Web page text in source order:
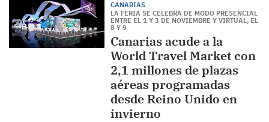
CANARIAS
LA FERIA SE CELEBRA DE MODO PRESENCIAL
ENTRE EL 1 Y 3 DE NOVIEMBRE Y VIRTUAL, EL
8 Y 9
Canarias acude a la
World Travel Market con
2,1 millones de plazas
aéreas programadas
desde Reino Unido en
invierno